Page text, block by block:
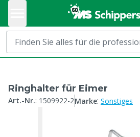
Ringhalter für Eimer
Art.-Nr.: 1509922-2Marke: Sonstiges